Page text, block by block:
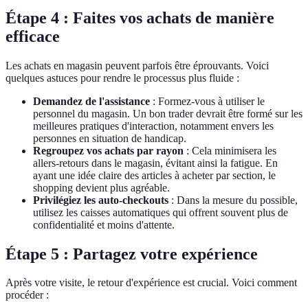
Étape 4 : Faites vos achats de manière
efficace
Les achats en magasin peuvent parfois être éprouvants. Voici
quelques astuces pour rendre le processus plus fluide :
Demandez de l'assistance : Formez-vous à utiliser le
personnel du magasin. Un bon trader devrait être formé sur les
meilleures pratiques d'interaction, notamment envers les
personnes en situation de handicap.
Regroupez vos achats par rayon : Cela minimisera les
allers-retours dans le magasin, évitant ainsi la fatigue. En
ayant une idée claire des articles à acheter par section, le
shopping devient plus agréable.
Privilégiez les auto-checkouts : Dans la mesure du possible,
utilisez les caisses automatiques qui offrent souvent plus de
confidentialité et moins d'attente.
Étape 5 : Partagez votre expérience
Après votre visite, le retour d'expérience est crucial. Voici comment
procéder :